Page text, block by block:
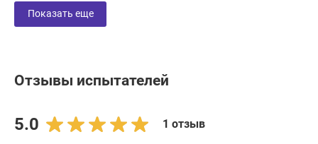
Показать еще
Отзывы испытателей
5.0 1 отзыв